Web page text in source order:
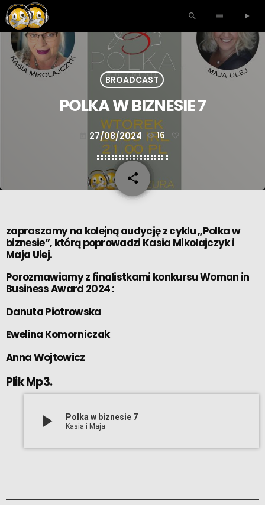
search menu play_arrow
BROADCAST
POLKA W BIZNESIE 7
27/08/2024 16
share
email
zapraszamy na kolejną audycję z cyklu „Polka w
biznesie”, którą poprowadzi Kasia Mikolajczyki
Maja Ulej.
Porozmawiamy z finalistkami konkursu Woman in
Business Award 2024 :
Danuta Piotrowska
Ewelina Komorniczak
Anna Wojtowicz
Plik Mp3.
play_arrow Polka w biznesie 7
Kasia i Maja